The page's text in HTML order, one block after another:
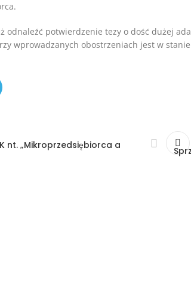
odnaleźć potwierdzenie tezy o dość dużej
wprowadzanych obostrzeniach jest w
nt. „Mikroprzedsiębiorca a